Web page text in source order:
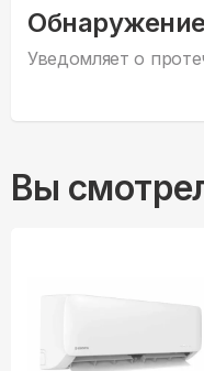
Уведомляет о
Вы